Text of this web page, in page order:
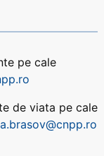
pe cale
de viata pe cale